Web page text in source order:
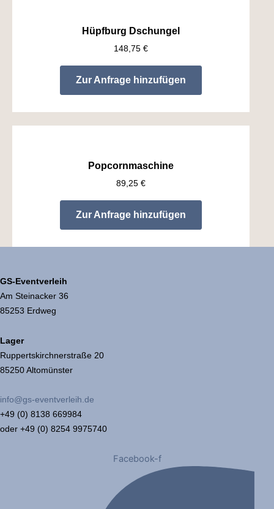
Hüpfburg Dschungel
148,75 €
Zur Anfrage hinzufügen
Popcornmaschine
89,25 €
Zur Anfrage hinzufügen
GS-Eventverleih
Am Steinacker 36
85253 Erdweg
Lager
Ruppertskirchnerstraße 20
85250 Altomünster
info@gs-eventverleih.de
+49 (0) 8138 669984
oder +49 (0) 8254 9975740
Facebook-f